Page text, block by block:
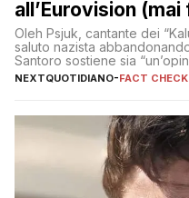
all’Eurovision
Oleh Psjuk, cantante dei
saluto nazista
Santoro sostiene sia
così
NEXTQUOTIDIANO-FACT